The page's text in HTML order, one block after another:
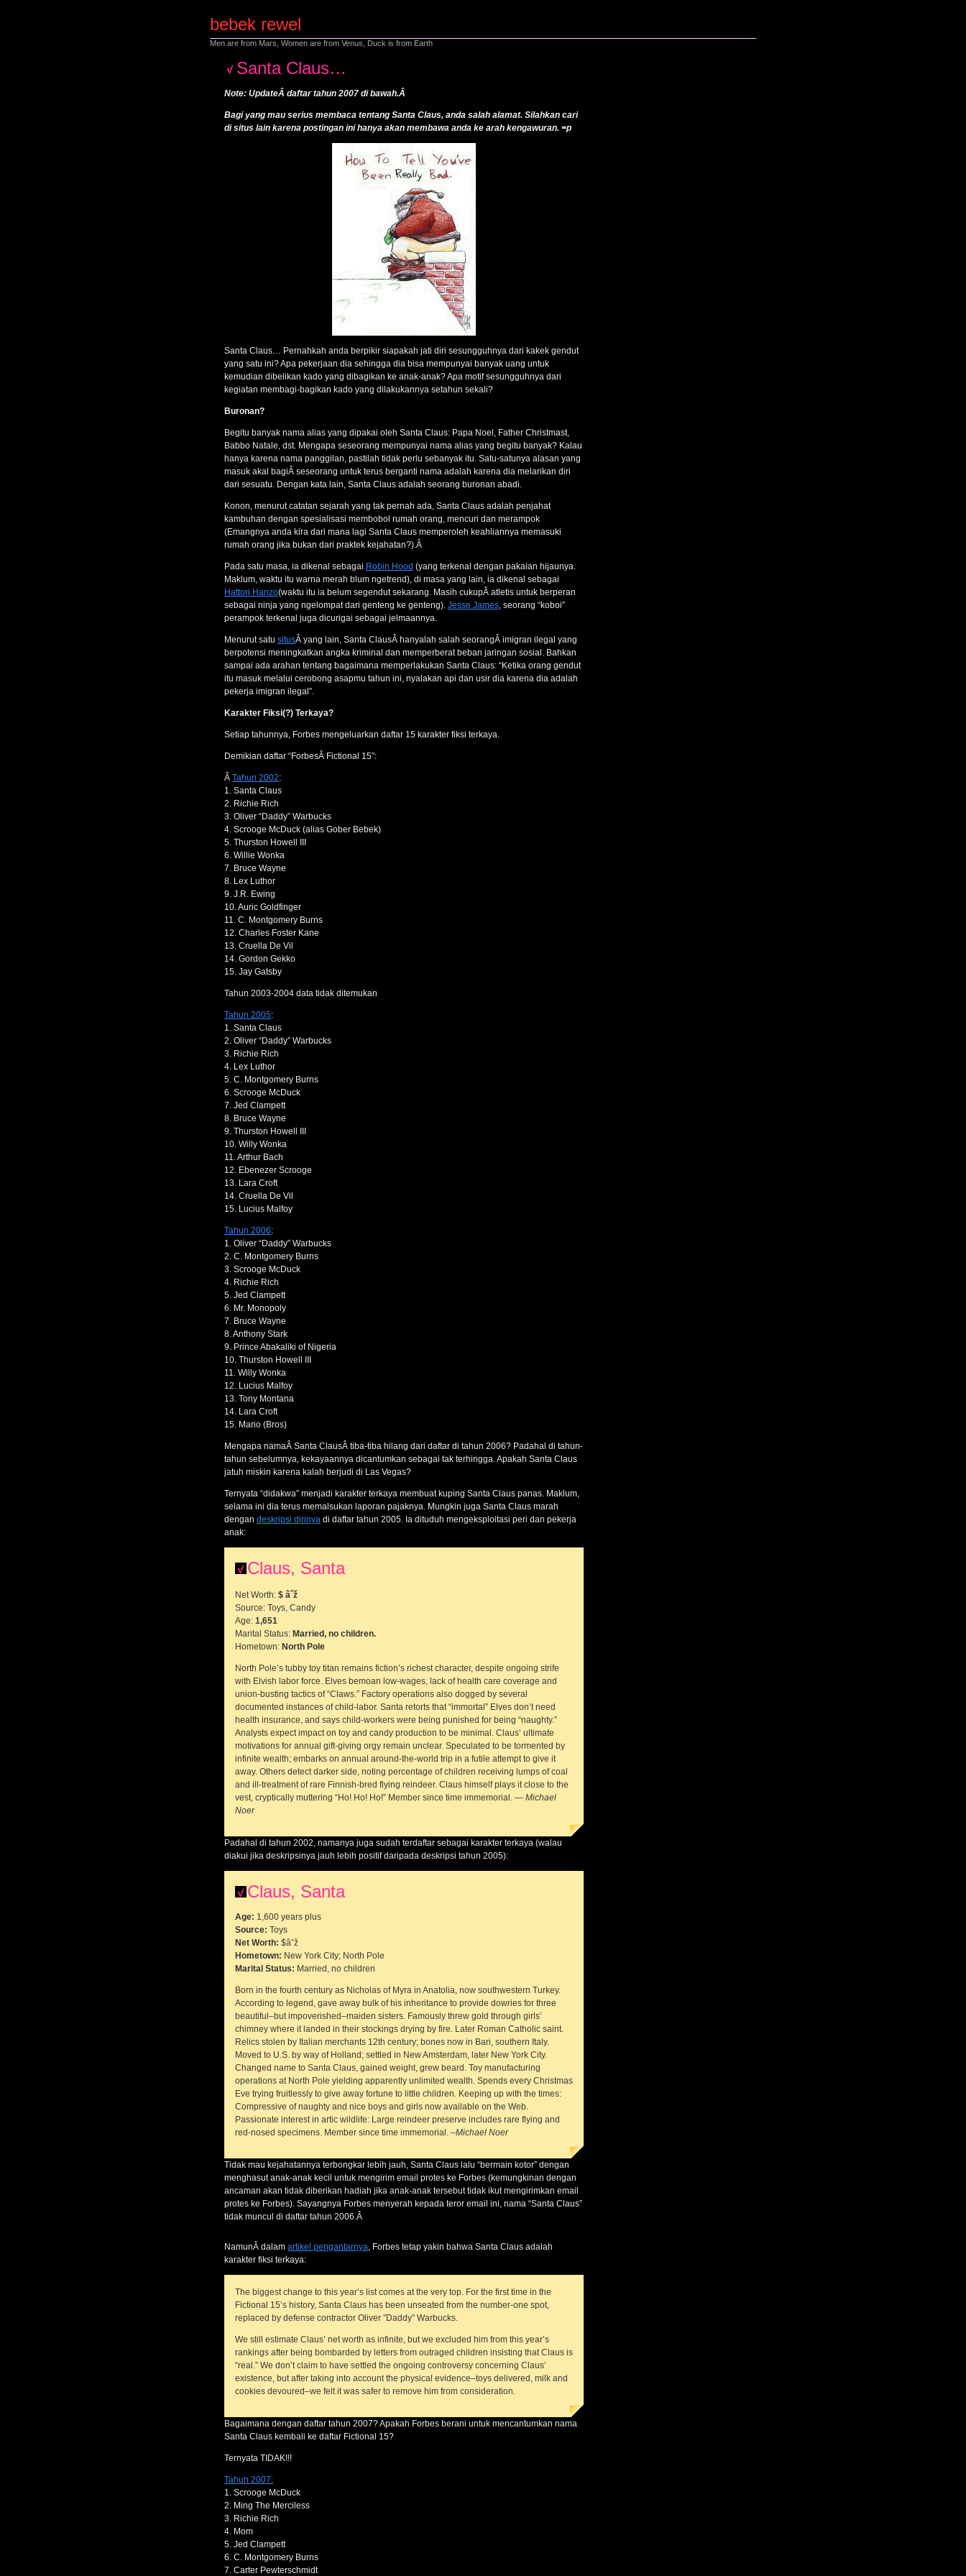
bebek rewel
Men are from Mars, Women are from Venus, Duck is from Earth
Santa Claus…
Note: UpdateÂ daftar tahun 2007 di bawah.Â
Bagi yang mau serius membaca tentang Santa Claus, anda salah alamat. Silahkan cari
di situs lain karena postingan ini hanya akan membawa anda ke arah kengawuran. =p
Santa Claus… Pernahkah anda berpikir siapakah jati diri sesungguhnya dari kakek gendut
yang satu ini? Apa pekerjaan dia sehingga dia bisa mempunyai banyak uang untuk
kemudian dibelikan kado yang dibagikan ke anak-anak? Apa motif sesungguhnya dari
kegiatan membagi-bagikan kado yang dilakukannya setahun sekali?
Buronan?
Begitu banyak nama alias yang dipakai oleh Santa Claus: Papa Noel, Father Christmast,
Babbo Natale, dst. Mengapa seseorang mempunyai nama alias yang begitu banyak? Kalau
hanya karena nama panggilan, pastilah tidak perlu sebanyak itu. Satu-satunya alasan yang
masuk akal bagiÂ seseorang untuk terus berganti nama adalah karena dia melarikan diri
dari sesuatu. Dengan kata lain, Santa Claus adalah seorang buronan abadi.
Konon, menurut catatan sejarah yang tak pernah ada, Santa Claus adalah penjahat
kambuhan dengan spesialisasi membobol rumah orang, mencuri dan merampok
(Emangnya anda kira dari mana lagi Santa Claus memperoleh keahliannya memasuki
rumah orang jika bukan dari praktek kejahatan?).Â
Pada satu masa, ia dikenal sebagai Robin Hood (yang terkenal dengan pakaian hijaunya.
Maklum, waktu itu warna merah blum ngetrend), di masa yang lain, ia dikenal sebagai
Hattori Hanzo(waktu itu ia belum segendut sekarang. Masih cukupÂ atletis untuk berperan
sebagai ninja yang ngelompat dari genteng ke genteng). Jesse James, seorang “koboi”
perampok terkenal juga dicurigai sebagai jelmaannya.
Menurut satu situsÂ yang lain, Santa ClausÂ hanyalah salah seorangÂ imigran ilegal yang
berpotensi meningkatkan angka kriminal dan memperberat beban jaringan sosial. Bahkan
sampai ada arahan tentang bagaimana memperlakukan Santa Claus: “Ketika orang gendut
itu masuk melalui cerobong asapmu tahun ini, nyalakan api dan usir dia karena dia adalah
pekerja imigran ilegal”.
Karakter Fiksi(?) Terkaya?
Setiap tahunnya, Forbes mengeluarkan daftar 15 karakter fiksi terkaya.
Demikian daftar “ForbesÂ Fictional 15”:
Â Tahun 2002:
1. Santa Claus
2. Richie Rich
3. Oliver “Daddy” Warbucks
4. Scrooge McDuck (alias Gober Bebek)
5. Thurston Howell III
6. Willie Wonka
7. Bruce Wayne
8. Lex Luthor
9. J.R. Ewing
10. Auric Goldfinger
11. C. Montgomery Burns
12. Charles Foster Kane
13. Cruella De Vil
14. Gordon Gekko
15. Jay Gatsby
Tahun 2003-2004 data tidak ditemukan
Tahun 2005:
1. Santa Claus
2. Oliver “Daddy” Warbucks
3. Richie Rich
4. Lex Luthor
5. C. Montgomery Burns
6. Scrooge McDuck
7. Jed Clampett
8. Bruce Wayne
9. Thurston Howell III
10. Willy Wonka
11. Arthur Bach
12. Ebenezer Scrooge
13. Lara Croft
14. Cruella De Vil
15. Lucius Malfoy
Tahun 2006:
1. Oliver “Daddy” Warbucks
2. C. Montgomery Burns
3. Scrooge McDuck
4. Richie Rich
5. Jed Clampett
6. Mr. Monopoly
7. Bruce Wayne
8. Anthony Stark
9. Prince Abakaliki of Nigeria
10. Thurston Howell III
11. Willy Wonka
12. Lucius Malfoy
13. Tony Montana
14. Lara Croft
15. Mario (Bros)
Mengapa namaÂ Santa ClausÂ tiba-tiba hilang dari daftar di tahun 2006? Padahal di tahun-
tahun sebelumnya, kekayaannya dicantumkan sebagai tak terhingga. Apakah Santa Claus
jatuh miskin karena kalah berjudi di Las Vegas?
Ternyata “didakwa” menjadi karakter terkaya membuat kuping Santa Claus panas. Maklum,
selama ini dia terus memalsukan laporan pajaknya. Mungkin juga Santa Claus marah
dengan deskripsi dirinya di daftar tahun 2005. Ia dituduh mengeksploitasi peri dan pekerja
anak:
Claus, Santa
Net Worth: $ âˆž
Source: Toys, Candy
Age: 1,651
Marital Status: Married, no children.
Hometown: North Pole
North Pole’s tubby toy titan remains fiction’s richest character, despite ongoing strife
with Elvish labor force. Elves bemoan low-wages, lack of health care coverage and
union-busting tactics of “Claws.” Factory operations also dogged by several
documented instances of child-labor. Santa retorts that “immortal” Elves don’t need
health insurance, and says child-workers were being punished for being “naughty.”
Analysts expect impact on toy and candy production to be minimal. Claus’ ultimate
motivations for annual gift-giving orgy remain unclear. Speculated to be tormented by
infinite wealth; embarks on annual around-the-world trip in a futile attempt to give it
away. Others detect darker side, noting percentage of children receiving lumps of coal
and ill-treatment of rare Finnish-bred flying reindeer. Claus himself plays it close to the
vest, cryptically muttering “Ho! Ho! Ho!” Member since time immemorial. — Michael
Noer
Padahal di tahun 2002, namanya juga sudah terdaftar sebagai karakter terkaya (walau
diakui jika deskripsinya jauh lebih positif daripada deskripsi tahun 2005):
Claus, Santa
Age: 1,600 years plus
Source: Toys
Net Worth: $âˆž
Hometown: New York City; North Pole
Marital Status: Married, no children
Born in the fourth century as Nicholas of Myra in Anatolia, now southwestern Turkey.
According to legend, gave away bulk of his inheritance to provide dowries for three
beautiful–but impoverished–maiden sisters. Famously threw gold through girls’
chimney where it landed in their stockings drying by fire. Later Roman Catholic saint.
Relics stolen by Italian merchants 12th century; bones now in Bari, southern Italy.
Moved to U.S. by way of Holland; settled in New Amsterdam, later New York City.
Changed name to Santa Claus, gained weight, grew beard. Toy manufacturing
operations at North Pole yielding apparently unlimited wealth. Spends every Christmas
Eve trying fruitlessly to give away fortune to little children. Keeping up with the times:
Compressive of naughty and nice boys and girls now available on the Web.
Passionate interest in artic wildlife: Large reindeer preserve includes rare flying and
red-nosed specimens. Member since time immemorial. –Michael Noer
Tidak mau kejahatannya terbongkar lebih jauh, Santa Claus lalu “bermain kotor” dengan
menghasut anak-anak kecil untuk mengirim email protes ke Forbes (kemungkinan dengan
ancaman akan tidak diberikan hadiah jika anak-anak tersebut tidak ikut mengirimkan email
protes ke Forbes). Sayangnya Forbes menyerah kepada teror email ini, nama “Santa Claus”
tidak muncul di daftar tahun 2006.Â
NamunÂ dalam artikel pengantarnya, Forbes tetap yakin bahwa Santa Claus adalah
karakter fiksi terkaya:
The biggest change to this year’s list comes at the very top. For the first time in the
Fictional 15’s history, Santa Claus has been unseated from the number-one spot,
replaced by defense contractor Oliver ”Daddy” Warbucks.
We still estimate Claus’ net worth as infinite, but we excluded him from this year’s
rankings after being bombarded by letters from outraged children insisting that Claus is
“real.” We don’t claim to have settled the ongoing controversy concerning Claus’
existence, but after taking into account the physical evidence–toys delivered, milk and
cookies devoured–we felt it was safer to remove him from consideration.
Bagaimana dengan daftar tahun 2007? Apakah Forbes berani untuk mencantumkan nama
Santa Claus kembali ke daftar Fictional 15?
Ternyata TIDAK!!!
Tahun 2007:
1. Scrooge McDuck
2. Ming The Merciless
3. Richie Rich
4. Mom
5. Jed Clampett
6. C. Montgomery Burns
7. Carter Pewterschmidt